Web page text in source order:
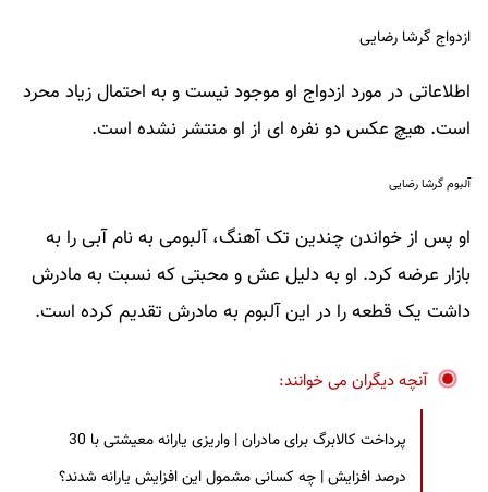
ازدواج گرشا رضایی
اطلاعاتی در مورد ازدواج او موجود نیست و به احتمال زیاد محرد
است. هیچ عکس دو نفره ای از او منتشر نشده است.
آلبوم گرشا رضایی
او پس از خواندن چندین تک آهنگ، آلبومی به نام آبی را به
بازار عرضه کرد. او به دلیل عش و محبتی که نسبت به مادرش
داشت یک قطعه را در این آلبوم به مادرش تقدیم کرده است.
آنچه دیگران می خوانند:
پرداخت کالابرگ برای مادران | واریزی یارانه معیشتی با 30
درصد افزایش | چه کسانی مشمول این افزایش یارانه شدند؟